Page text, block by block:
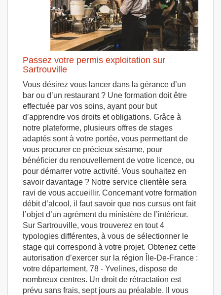
Passez votre permis exploitation sur
Sartrouville
Vous désirez vous lancer dans la gérance d’un
bar ou d’un restaurant ? Une formation doit être
effectuée par vos soins, ayant pour but
d’apprendre vos droits et obligations. Grâce à
notre plateforme, plusieurs offres de stages
adaptés sont à votre portée, vous permettant de
vous procurer ce précieux sésame, pour
bénéficier du renouvellement de votre licence, ou
pour démarrer votre activité. Vous souhaitez en
savoir davantage ? Notre service clientèle sera
ravi de vous accueillir. Concernant votre formation
débit d’alcool, il faut savoir que nos cursus ont fait
l’objet d’un agrément du ministère de l’intérieur.
Sur Sartrouville, vous trouverez en tout 4
typologies différentes, à vous de sélectionner le
stage qui correspond à votre projet. Obtenez cette
autorisation d’exercer sur la région Île-De-France :
votre département, 78 - Yvelines, dispose de
nombreux centres. Un droit de rétractation est
prévu sans frais, sept jours au préalable. Il vous